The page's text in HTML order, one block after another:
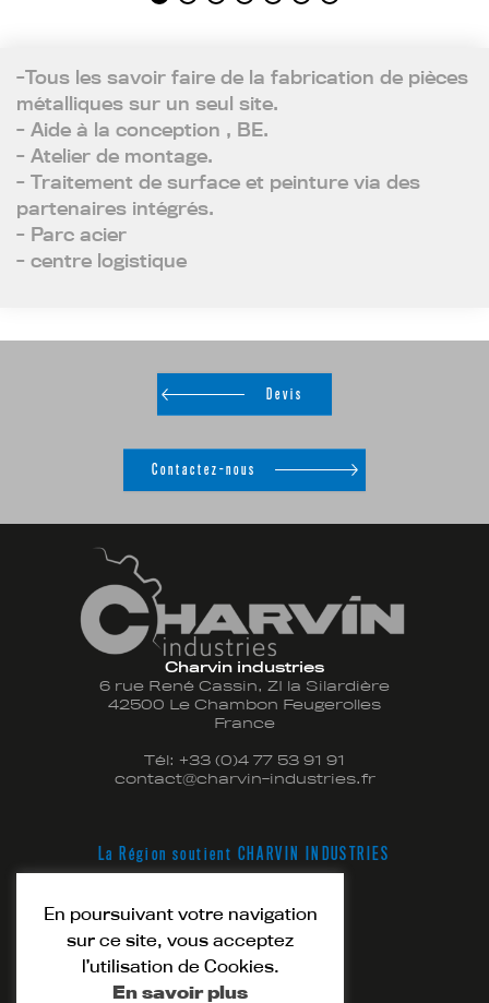
-Tous les savoir faire de la fabrication de pièces
métalliques sur un seul site.
- Aide à la conception , BE.
- Atelier de montage.
- Traitement de surface et peinture via des
partenaires intégrés.
- Parc acier
- centre logistique
Devis
Contactez-nous
Charvin industries
6 rue René Cassin, ZI la Silardière
42500 Le Chambon Feugerolles
France
Tél: +33 (0)4 77 53 91 91
contact@charvin-industries.fr
La Région soutient CHARVIN INDUSTRIES
En poursuivant votre navigation
sur ce site, vous acceptez
l’utilisation de Cookies.
En savoir plus